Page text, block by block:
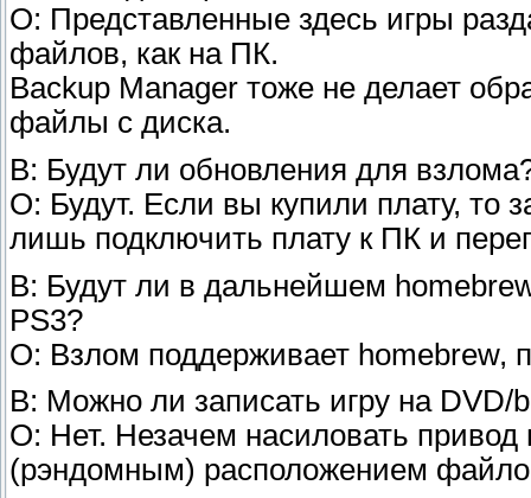
О: Представленные здесь игры
файлов, как на ПК.
Backup Manager тоже не делает
файлы с диска.
В: Будут ли обновления для
О: Будут. Если вы купили плату, то
лишь подключить плату к ПК и
В: Будут ли в дальнейшем
PS3?
О: Взлом поддерживает homebrew,
В: Можно ли записать игру на DVD/
О: Нет. Незачем насиловать
(рэндомным) расположением